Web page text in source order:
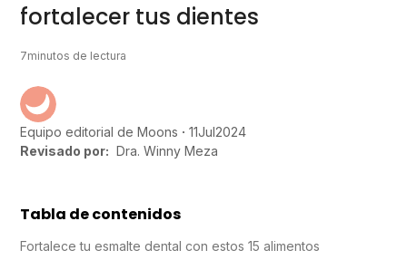
fortalecer tus dientes
7minutos de lectura
Equipo editorial de Moons 11Jul2024
Revisado por: Dra. Winny Meza
Tabla de contenidos
Fortalece tu esmalte dental con estos 15 alimentos